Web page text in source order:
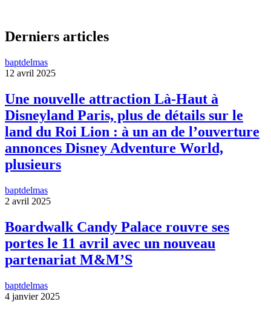
Derniers articles
baptdelmas
12 avril 2025
Une nouvelle attraction Là-Haut à
Disneyland Paris, plus de détails sur le
land du Roi Lion : à un an de l’ouverture
annonces Disney Adventure World,
plusieurs
baptdelmas
2 avril 2025
Boardwalk Candy Palace rouvre ses
portes le 11 avril avec un nouveau
partenariat M&M’S
baptdelmas
4 janvier 2025